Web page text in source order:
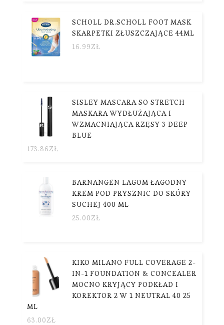
SCHOLL DR.SCHOLL FOOT MASK
SKARPETKI ZŁUSZCZAJĄCE 44ML
16.99ZŁ
SISLEY MASCARA SO STRETCH
MASKARA WYDŁUŻAJĄCA I
WZMACNIAJĄCA RZĘSY 3 DEEP
BLUE
173.86ZŁ
BARNANGEN LAGOM ŁAGODNY
KREM POD PRYSZNIC DO SKÓRY
SUCHEJ 400 ML
25.00ZŁ
KIKO MILANO FULL COVERAGE 2-
IN-1 FOUNDATION & CONCEALER
MOCNO KRYJĄCY PODKŁAD I
KOREKTOR 2 W 1 NEUTRAL 40 25
ML
63.00ZŁ